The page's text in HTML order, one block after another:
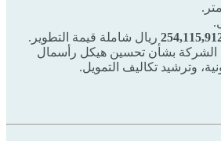
متر.
ريال شاملة قيمة التطوير.
الشركة بشأن تحسين هيكل رأسمال
وترشيد تكاليف التمويل.